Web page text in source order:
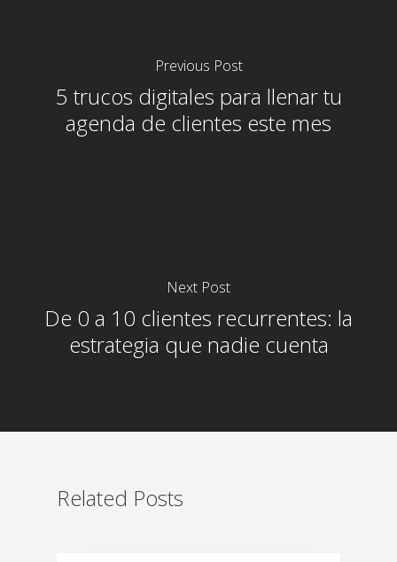
Previous Post
5 trucos digitales para llenar tu
agenda de clientes este mes
Next Post
De 0 a 10 clientes recurrentes: la
estrategia que nadie cuenta
Related Posts